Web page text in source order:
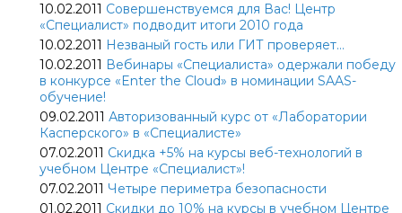
10.02.2011 Совершенствуемся для Вас! Центр
«Специалист» подводит итоги 2010 года
10.02.2011 Незваный гость или ГИТ проверяет…
10.02.2011 Вебинары «Специалиста» одержали победу
в конкурсе «Enter the Cloud» в номинации SAAS-
обучение!
09.02.2011 Авторизованный курс от «Лаборатории
Касперского» в «Специалисте»
07.02.2011 Скидка +5% на курсы веб-технологий в
учебном Центре «Специалист»!
07.02.2011 Четыре периметра безопасности
01.02.2011 Скидки до 10% на курсы в учебном Центре